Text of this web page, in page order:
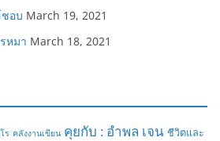
อบ March 19, 2021
หมา March 18, 2021
ร คลังงานเขียน คุยกับ : อำพล เจน ชีวิตและ